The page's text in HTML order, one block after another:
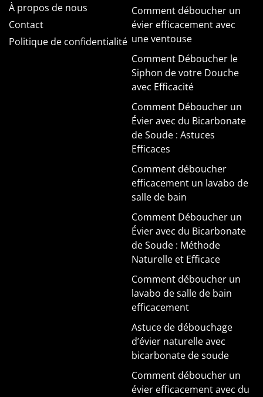
À propos de nous
Contact
Politique de confidentialité
Comment déboucher un
évier efficacement avec
une ventouse
Comment Déboucher le
Siphon de votre Douche
avec Efficacité
Comment Déboucher un
Évier avec du Bicarbonate
de Soude : Astuces
Efficaces
Comment déboucher
efficacement un lavabo de
salle de bain
Comment Déboucher un
Évier avec du Bicarbonate
de Soude : Méthode
Naturelle et Efficace
Comment déboucher un
lavabo de salle de bain
efficacement
Astuce de débouchage
d’évier naturelle avec
bicarbonate de soude
Comment déboucher un
évier efficacement avec du